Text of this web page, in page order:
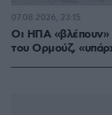
Οι ΗΠΑ «βλέπουν»
του Ορμούζ,
07.08.2026, 23:15